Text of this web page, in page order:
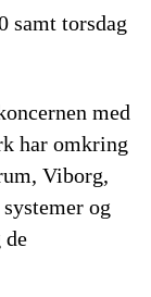
samt torsdag
med
har omkring
Viborg,
og
de